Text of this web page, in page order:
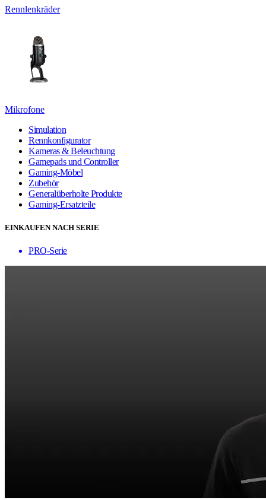
Rennlenkräder
Mikrofone
Simulation
Rennkonfigurator
Kameras & Beleuchtung
Gamepads und Controller
Gaming-Möbel
Zubehör
Generalüberholte Produkte
Gaming-Ersatzteile
EINKAUFEN NACH SERIE
PRO-Serie